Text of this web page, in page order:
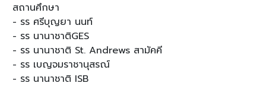
สถานศึกษา
- รร ศรีบุญยา นนท์
- รร นานาชาติGES
- รร นานาชาติ St. Andrews สามัคคี
- รร เบญจมราชานุสรณ์
- รร นานาชาติ ISB